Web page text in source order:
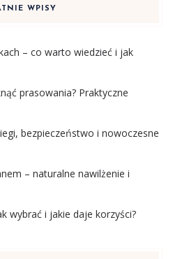
WPISY
– co warto wiedzieć i jak
prasowania? Praktyczne
bezpieczeństwo i nowoczesne
– naturalne nawilżenie i
wybrać i jakie daje korzyści?